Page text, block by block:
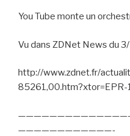
You Tube monte un
Vu dans ZDNet News du
http://www.zdnet.fr/
85261,00.htm?xtor=EPR-
————————————-